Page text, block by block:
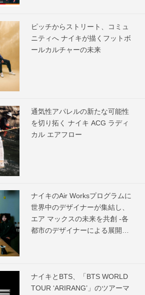
ピッチからストリート、コミュ
ニティへ ナイキが描くフットボ
ールカルチャーの未来
通気性アパレルの新たな可能性
を切り拓く ナイキ ACG ラディ
カル エアフロー
ナイキのAir Worksプログラムに
世界中のデザイナーが集結し、
エア マックスの未来を共創 -各
都市のデザイナーによる展開ス
ナイキとBTS、「BTS WORLD
TOUR ‘ARIRANG’」のツアーマ